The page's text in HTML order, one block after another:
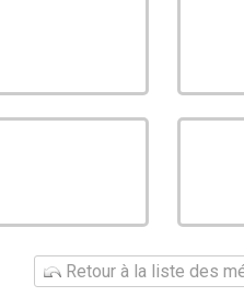
Retour à la liste des